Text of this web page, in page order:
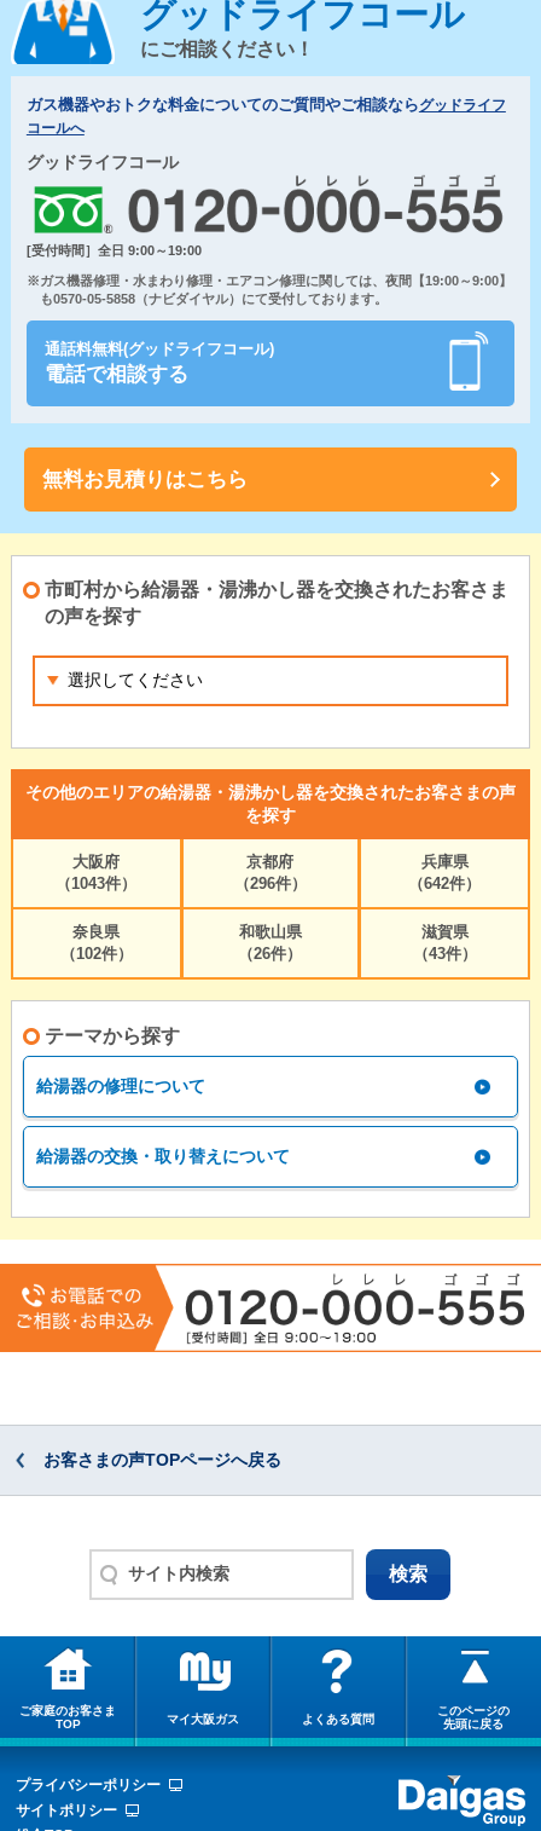
グッドライフコール
にご相談ください！
ガス機器やおトクな料金についてのご質問やご相談ならグッドライフ
コールへ
グッドライフコール
[受付時間］全日 9:00～19:00
※ガス機器修理・水まわり修理・エアコン修理に関しては、夜間【19:00～9:00】
も0570-05-5858（ナビダイヤル）にて受付しております。
通話料無料(グッドライフコール)
電話で相談する
無料お見積りはこちら
市町村から給湯器・湯沸かし器を交換されたお客さま
の声を探す
その他のエリアの給湯器・湯沸かし器を交換されたお客さまの声
を探す
大阪府
（1043件）
京都府
（296件）
兵庫県
（642件）
奈良県
（102件）
和歌山県
（26件）
滋賀県
（43件）
テーマから探す
給湯器の修理について
給湯器の交換・取り替えについて
お客さまの声TOPページへ戻る
ご家庭のお客さま
TOP
マイ大阪ガス よくある質問
このページの
先頭に戻る
プライバシーポリシー
サイトポリシー